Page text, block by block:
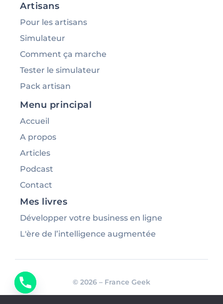
Artisans
Pour les artisans
Simulateur
Comment ça marche
Tester le simulateur
Pack artisan
Menu principal
Accueil
A propos
Articles
Podcast
Contact
Mes livres
Développer votre business en ligne
L'ère de l’intelligence augmentée
© 2026 – France Geek